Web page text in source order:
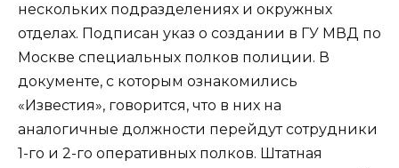
нескольких подразделениях и окружных
отделах. Подписан указ о создании в ГУ МВД по
Москве специальных полков полиции. В
документе, с которым ознакомились
«Известия», говорится, что в них на
аналогичные должности перейдут сотрудники
1-го и 2-го оперативных полков. Штатная